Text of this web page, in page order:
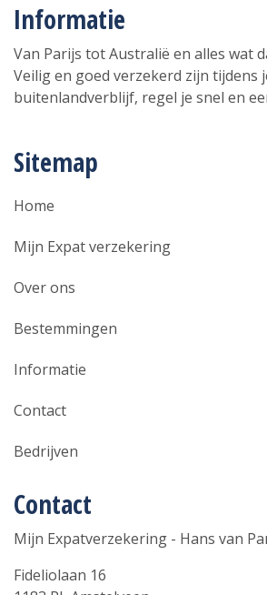
Informatie
Van Parijs tot Australië en alles wat
Veilig en goed verzekerd zijn tijdens
buitenlandverblijf, regel je snel en
Sitemap
Home
Mijn Expat verzekering
Over ons
Bestemmingen
Informatie
Contact
Bedrijven
Contact
Mijn Expatverzekering - Hans van
Fideliolaan 16